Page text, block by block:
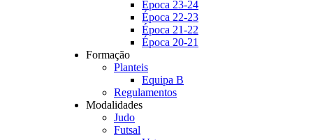
Época 23-24
Época 22-23
Época 21-22
Época 20-21
Formação
Planteis
Equipa B
Regulamentos
Modalidades
Judo
Futsal